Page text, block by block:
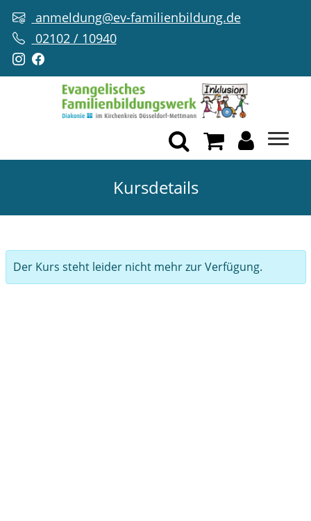
anmeldung@ev-familienbildung.de
02102 / 10940
Kursdetails
Der Kurs steht leider nicht mehr zur Verfügung.